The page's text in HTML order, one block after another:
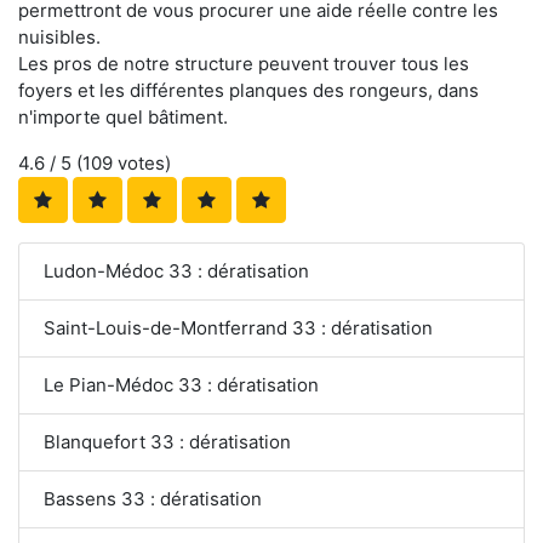
permettront de vous procurer une aide réelle contre les
nuisibles.
Les pros de notre structure peuvent trouver tous les
foyers et les différentes planques des rongeurs, dans
n'importe quel bâtiment.
4.6 / 5 (109 votes)
Ludon-Médoc 33 : dératisation
Saint-Louis-de-Montferrand 33 : dératisation
Le Pian-Médoc 33 : dératisation
Blanquefort 33 : dératisation
Bassens 33 : dératisation